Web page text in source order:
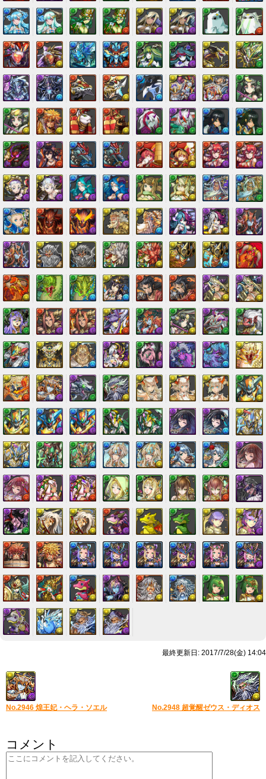
最終更新日: 2017/7/28(金) 14:04
No.2946 煌王妃・ヘラ・ソエル No.2948 超覚醒ゼウス・ディオス
コメント